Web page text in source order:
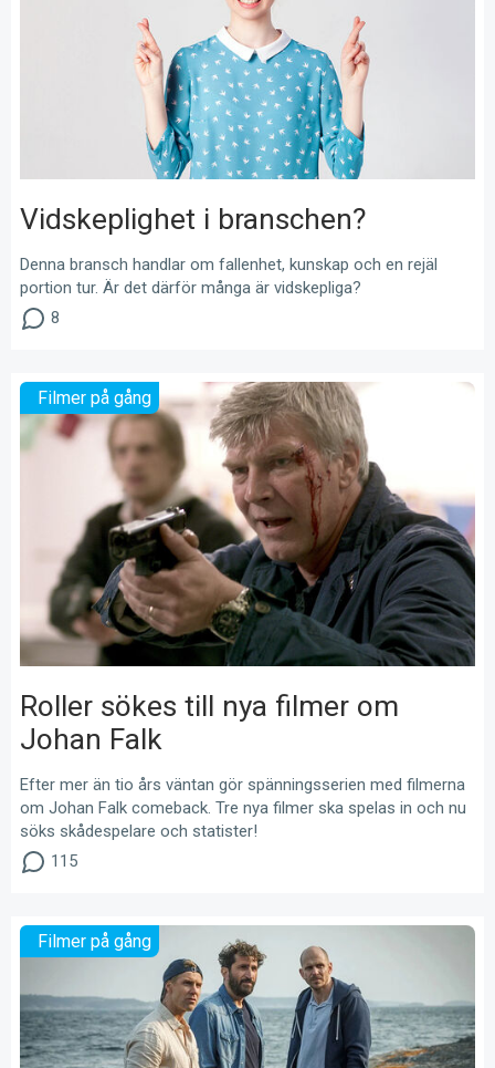
Vidskeplighet i branschen?
Denna bransch handlar om fallenhet, kunskap och en rejäl
portion tur. Är det därför många är vidskepliga?
8
Roller sökes till nya filmer om
Johan Falk
Filmer på gång
Efter mer än tio års väntan gör spänningsserien med filmerna
om Johan Falk comeback. Tre nya filmer ska spelas in och nu
söks skådespelare och statister!
115
Filmer på gång